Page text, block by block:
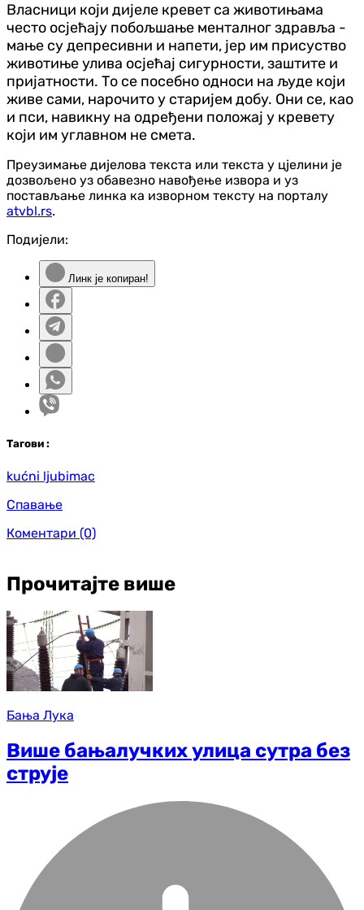
Власници који дијеле кревет са животињама
често осјећају побољшање менталног здравља -
мање су депресивни и напети, јер им присуство
животиње улива осјећај сигурности, заштите и
пријатности. То се посебно односи на људе који
живе сами, нарочито у старијем добу. Они се, као
и пси, навикну на одређени положај у кревету
који им углавном не смета.
Преузимање дијелова текста или текста у цјелини је
дозвољено уз обавезно навођење извора и уз
постављање линка ка изворном тексту на порталу
atvbl.rs.
Подијели:
Линк је копиран!
Тагови :
kućni ljubimac
Спавање
Коментари (0)
Прочитајте више
Бања Лука
Више бањалучких улица сутра без
струје